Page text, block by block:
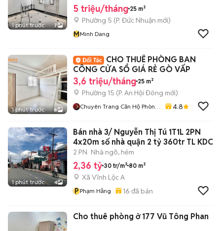
1 phút trước 7
5 triệu/tháng 25 m²
Phường 5 (P. Đức Nhuận mới)
MMinh Dang
1 phút trước 8
CHO THUÊ PHÒNG BAN
CÔNG CỬA SỔ GIÁ RẺ GÒ VẤP
3,6 triệu/tháng 25 m²
Phường 15 (P. An Hội Đông mới)
Chuyên Trang Căn Hộ Phòng
4.8
1 phút trước 4
Bán nhà 3/ Nguyễn Thị Tú 1T1L 2PN
4x20m số nhà quận 2 tỷ 360tr TL KDC
2 PN Nhà ngõ, hẻm
2,36 tỷ 30 tr/m² 80 m²
Xã Vĩnh Lộc A
P Phạm Hằng 16 đã bán
Cho thuê phòng ở 177 Vũ Tông Phan